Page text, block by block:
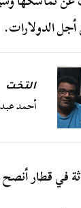
الدولارات.
التخت
أحمد
في قطار